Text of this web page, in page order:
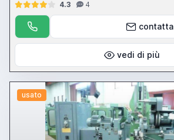
4.3 4
contatta
vedi di più
usato